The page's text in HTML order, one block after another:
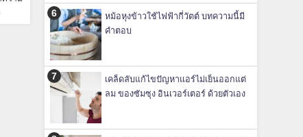
หม้อหุงข้าวใช้ไฟฟ้ากี่วัตต์ บทความนี้มี
คำตอบ
เคล็ดลับแก้ไขปัญหาแอร์ไม่เย็นออกแต่
ลม ของซัมซุง อินเวอร์เตอร์ ด้วยตัวเอง